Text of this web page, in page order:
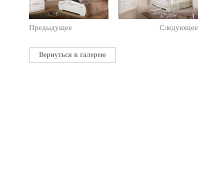
Предыдущее Следующее
Вернуться в галерею